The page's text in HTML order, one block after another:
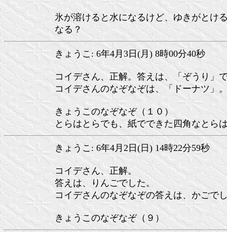
氷が溶けると水になるけど、ゆきがとけ
なる？
きょうこ: 6年4月3日(月) 8時00分40秒
コイデさん、正解。答えは、「ぞうり」
コイデさんのなぞなぞは、「ドーナツ」
きょうこのなぞなぞ（１０）
とらはとらでも、紙でできた四角なとら
きょうこ: 6年4月2日(日) 14時22分59秒
コイデさん、正解。
答えは、りんごでした。
コイデさんのなぞなぞの答えは、かごで
きょうこのなぞなぞ（９）